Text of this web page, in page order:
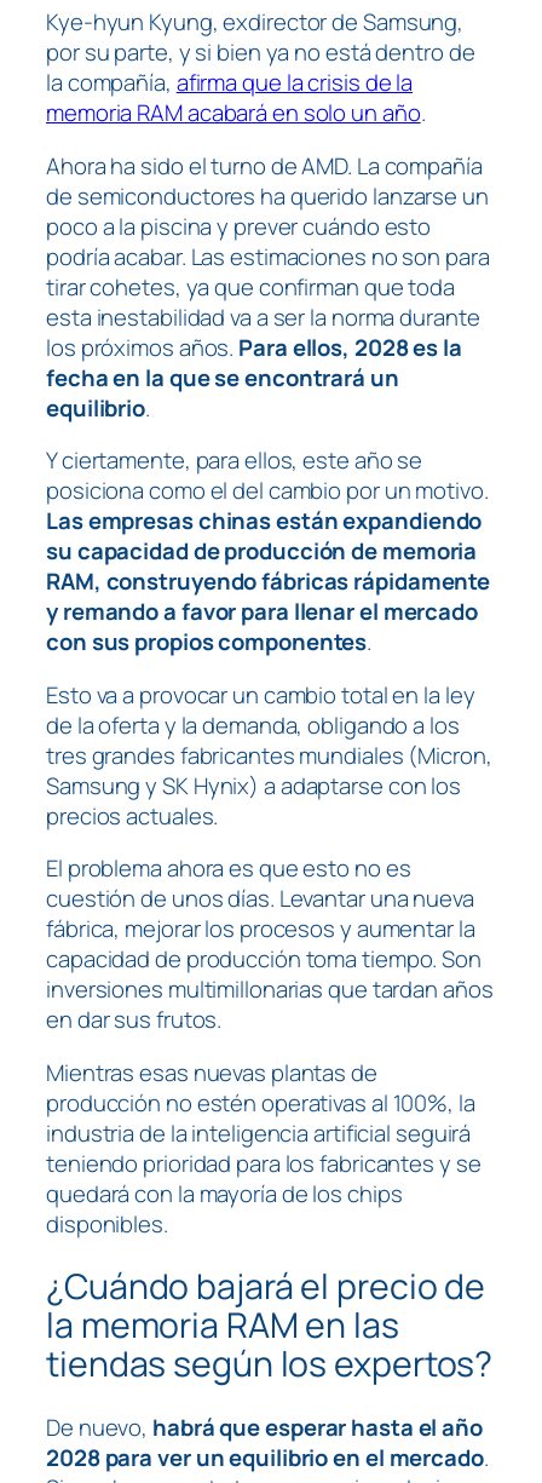
Kye-hyun Kyung, exdirector de Samsung,
por su parte, y si bien ya no está dentro de
la compañía, afirma que la crisis de la
memoria RAM acabará en solo un año.
Ahora ha sido el turno de AMD. La compañía
de semiconductores ha querido lanzarse un
poco a la piscina y prever cuándo esto
podría acabar. Las estimaciones no son para
tirar cohetes, ya que confirman que toda
esta inestabilidad va a ser la norma durante
los próximos años. Para ellos, 2028 es la
fecha en la que se encontrará un
equilibrio.
Y ciertamente, para ellos, este año se
posiciona como el del cambio por un motivo.
Las empresas chinas están expandiendo
su capacidad de producción de memoria
RAM, construyendo fábricas rápidamente
y remando a favor para llenar el mercado
con sus propios componentes.
Esto va a provocar un cambio total en la ley
de la oferta y la demanda, obligando a los
tres grandes fabricantes mundiales (Micron,
Samsung y SK Hynix) a adaptarse con los
precios actuales.
El problema ahora es que esto no es
cuestión de unos días. Levantar una nueva
fábrica, mejorar los procesos y aumentar la
capacidad de producción toma tiempo. Son
inversiones multimillonarias que tardan años
en dar sus frutos.
Mientras esas nuevas plantas de
producción no estén operativas al 100%, la
industria de la inteligencia artificial seguirá
teniendo prioridad para los fabricantes y se
quedará con la mayoría de los chips
disponibles.
¿Cuándo bajará el precio de
la memoria RAM en las
tiendas según los expertos?
De nuevo, habrá que esperar hasta el año
2028 para ver un equilibrio en el mercado.